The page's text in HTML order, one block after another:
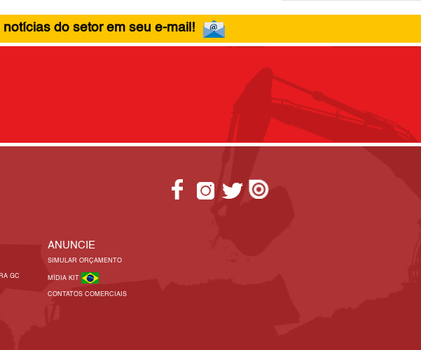
do setor em seu e-mail!
GC
ANUNCIE
SIMULAR ORÇAMENTO
MÍDIA KIT
CONTATOS COMERCIAIS